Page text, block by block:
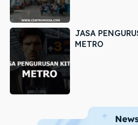
JASA
METRO